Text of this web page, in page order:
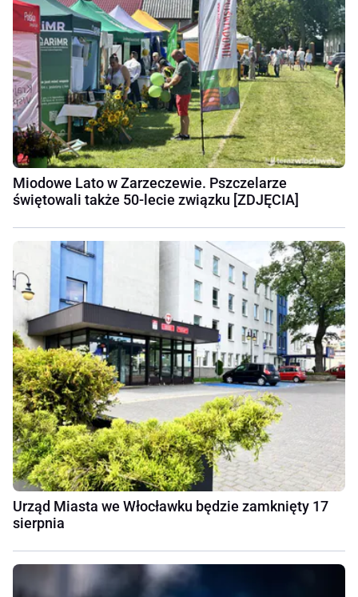
Miodowe Lato w Zarzeczewie. Pszczelarze
świętowali także 50-lecie związku [ZDJĘCIA]
Urząd Miasta we Włocławku będzie zamknięty 17
sierpnia